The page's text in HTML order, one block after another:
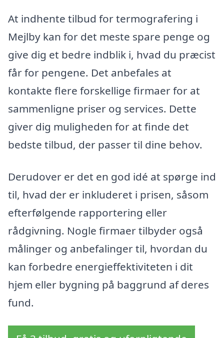
At indhente tilbud for termografering i
Mejlby kan for det meste spare penge og
give dig et bedre indblik i, hvad du præcist
får for pengene. Det anbefales at
kontakte flere forskellige firmaer for at
sammenligne priser og services. Dette
giver dig muligheden for at finde det
bedste tilbud, der passer til dine behov.
Derudover er det en god idé at spørge ind
til, hvad der er inkluderet i prisen, såsom
efterfølgende rapportering eller
rådgivning. Nogle firmaer tilbyder også
målinger og anbefalinger til, hvordan du
kan forbedre energieffektiviteten i dit
hjem eller bygning på baggrund af deres
fund.